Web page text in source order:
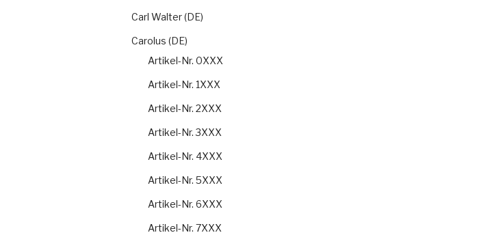
Carl Walter (DE)
Carolus (DE)
Artikel-Nr. 0XXX
Artikel-Nr. 1XXX
Artikel-Nr. 2XXX
Artikel-Nr. 3XXX
Artikel-Nr. 4XXX
Artikel-Nr. 5XXX
Artikel-Nr. 6XXX
Artikel-Nr. 7XXX